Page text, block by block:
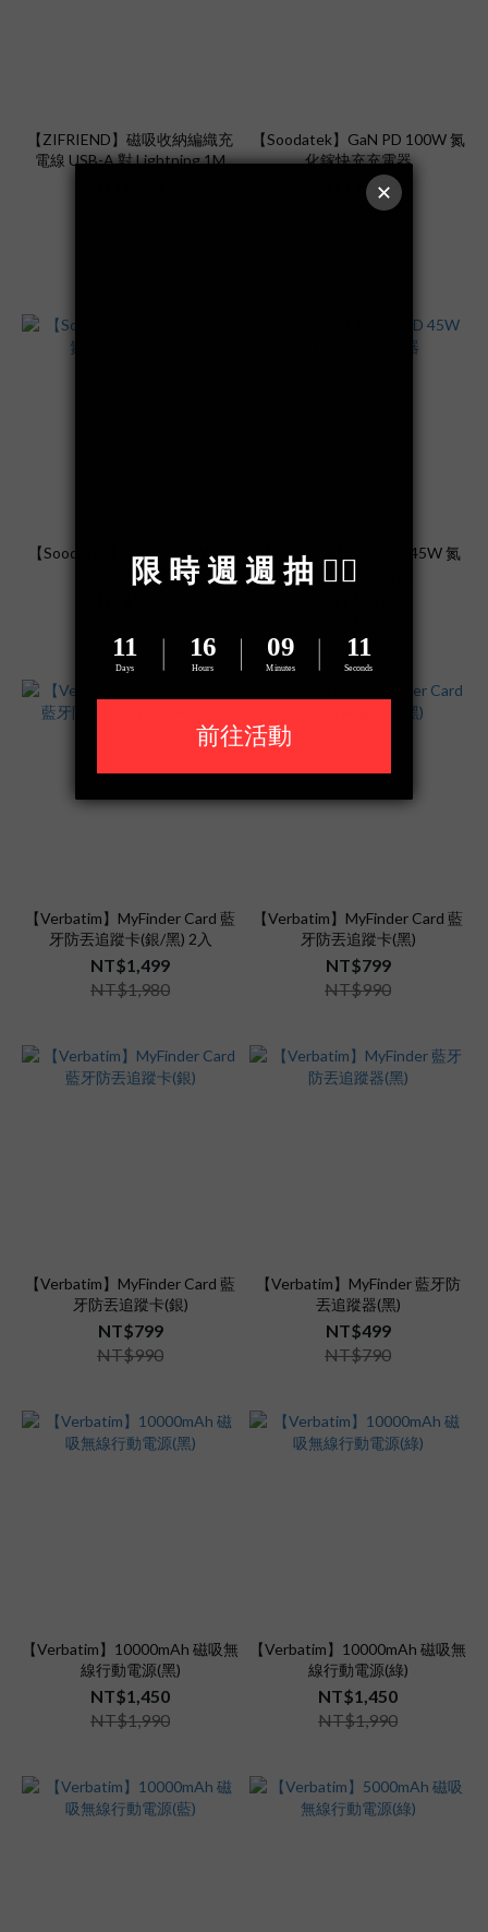
【ZIFRIEND】磁吸收納編織充
電線 USB-A 對 Lightning 1M
【Soodatek】GaN PD 100W 氮
化鎵快充充電器
NT$1,490
NT$1,690
【Soodatek】GaN PD 65W 氮
化鎵快充充電器
【Soodatek】GaN PD 45W 氮
化鎵快充充電器
【Verbatim】MyFinder Card 藍
牙防丟追蹤卡(銀/黑) 2入
NT$1,499
NT$1,980
【Verbatim】MyFinder Card 藍
牙防丟追蹤卡(黑)
NT$799
NT$990
【Verbatim】MyFinder Card 藍
牙防丟追蹤卡(銀)
NT$799
NT$990
【Verbatim】MyFinder 藍牙防
丟追蹤器(黑)
NT$499
NT$790
【Verbatim】10000mAh 磁吸無
線行動電源(黑)
NT$1,450
NT$1,990
【Verbatim】10000mAh 磁吸無
線行動電源(綠)
NT$1,450
NT$1,990